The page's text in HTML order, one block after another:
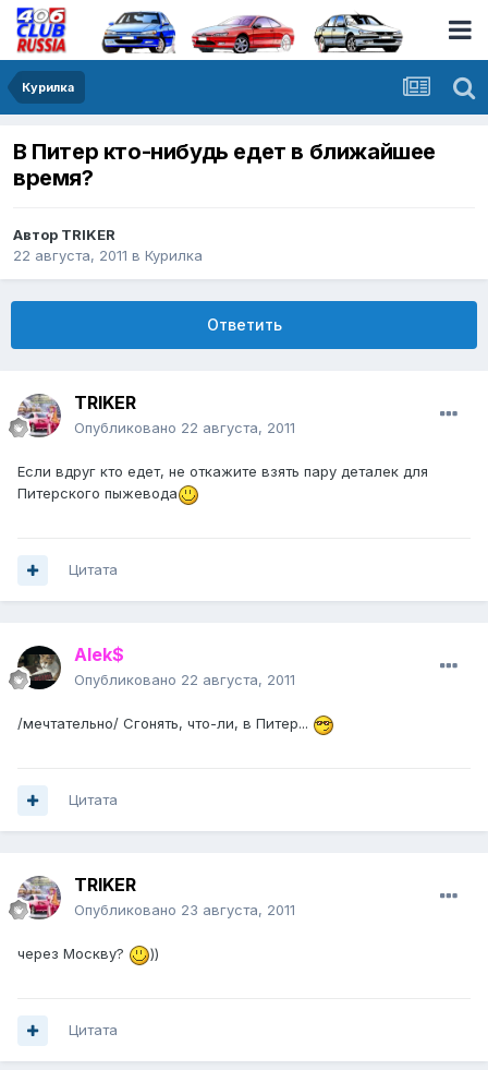
Курилка
В Питер кто-нибудь едет в ближайшее
время?
Автор TRIKER
22 августа, 2011 в Курилка
Ответить
TRIKER
Опубликовано 22 августа, 2011
Если вдруг кто едет, не откажите взять пару деталек для
Питерского пыжевода
Цитата
Alek$
Опубликовано 22 августа, 2011
/мечтательно/ Сгонять, что-ли, в Питер...
Цитата
TRIKER
Опубликовано 23 августа, 2011
через Москву? ))
Цитата